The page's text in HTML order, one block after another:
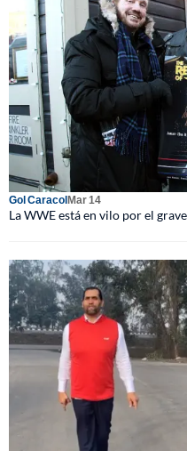
Gol CaracolMar 14
La WWE está en vilo por el